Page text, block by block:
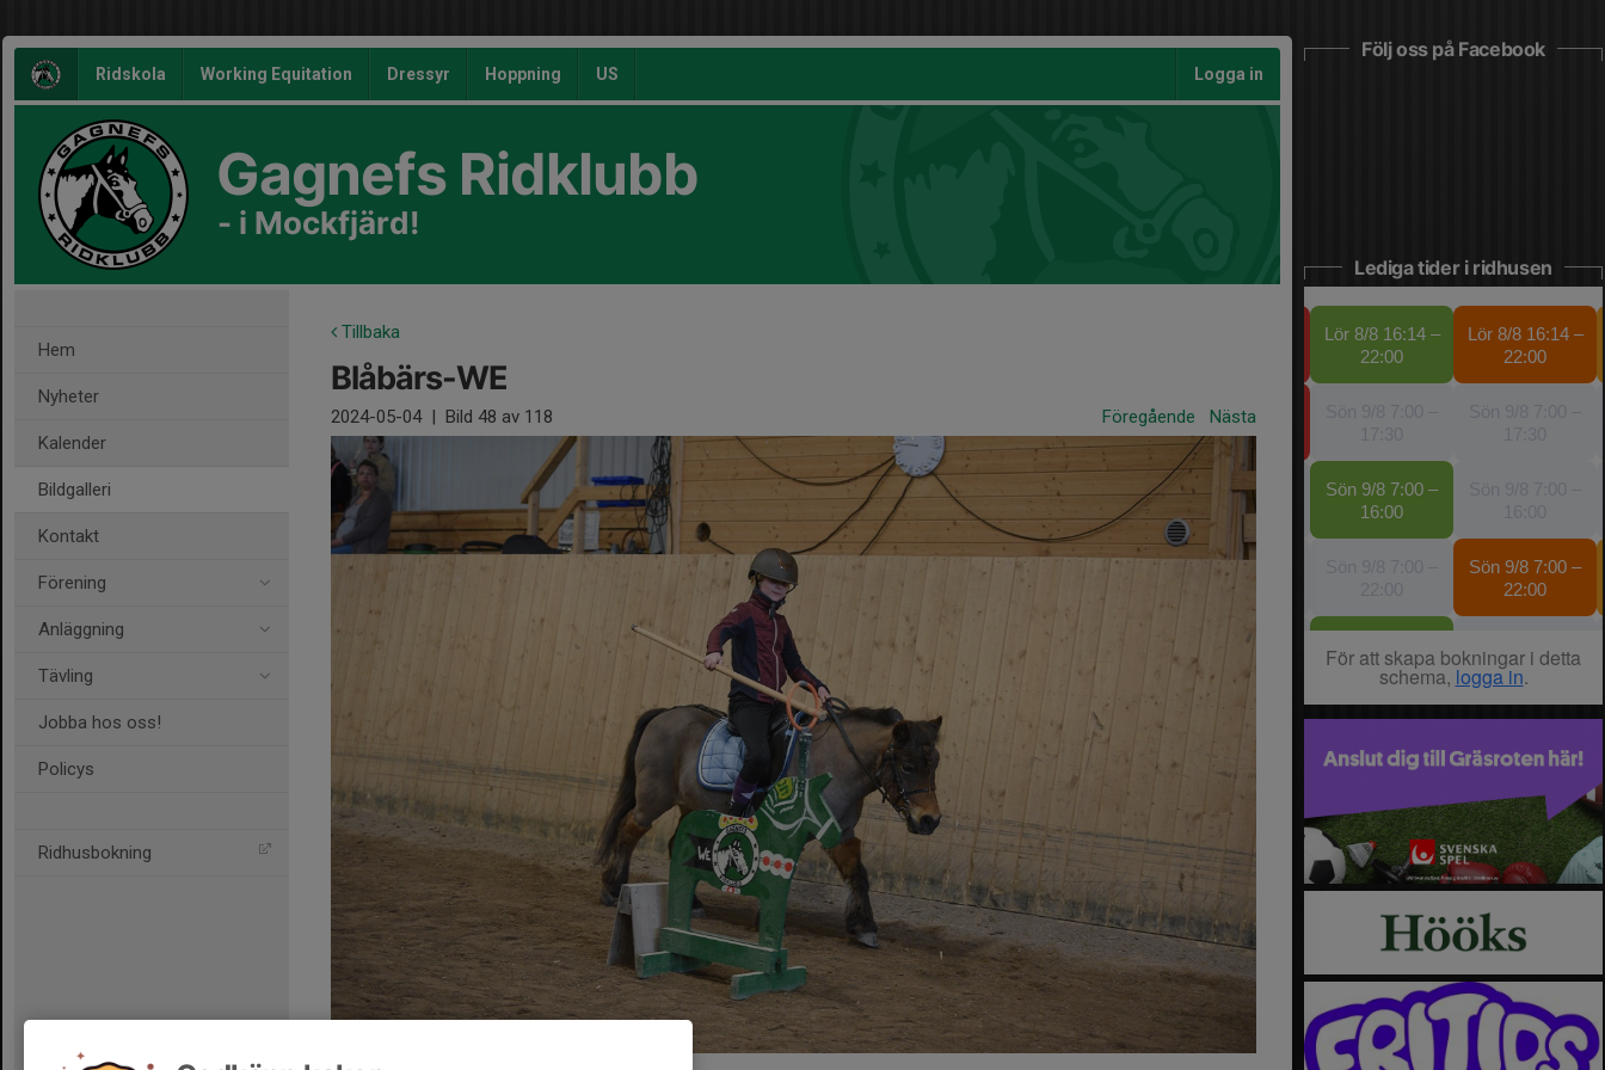
Ridskola Working Equitation Dressyr Hoppning US Logga in
Gagnefs Ridklubb
- i Mockfjärd!
Hem
Nyheter
Kalender
Bildgalleri
Kontakt
Förening
Anläggning
Tävling
Jobba hos oss!
Policys
Ridhusbokning
Tillbaka
Blåbärs-WE
2024-05-04 | Bild 48 av 118 Föregående Nästa
Följ oss på Facebook
Lediga tider i ridhusen